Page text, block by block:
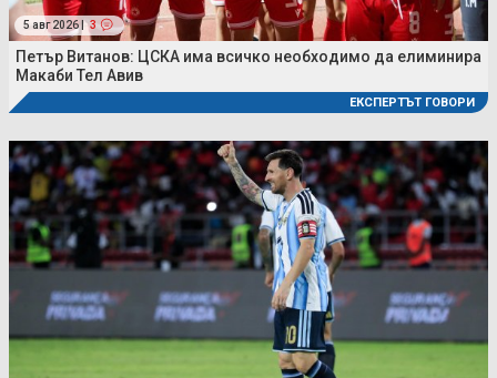
5 авг 2026 | 3
Петър Витанов: ЦСКА има всичко необходимо да елиминира
Макаби Тел Авив
ЕКСПЕРТЪТ ГОВОРИ